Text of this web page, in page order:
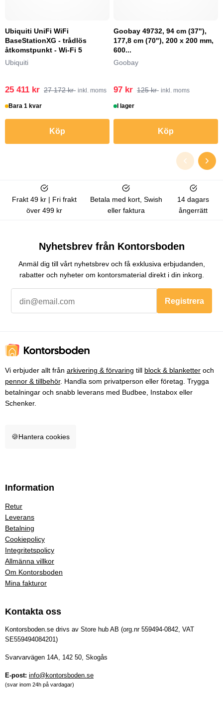
Ubiquiti UniFi WiFi
BaseStationXG - trådlös
åtkomstpunkt - Wi-Fi 5
Ubiquiti
25 411 kr 27 172 kr inkl. moms
Bara 1 kvar
Köp
Goobay 49732, 94 cm (37"),
177,8 cm (70"), 200 x 200 mm,
600...
Goobay
97 kr 125 kr inkl. moms
I lager
Köp
Frakt 49 kr | Fri frakt
över 499 kr
Betala med kort, Swish
eller faktura
14 dagars
ångerrätt
Nyhetsbrev från Kontorsboden
Anmäl dig till vårt nyhetsbrev och få exklusiva erbjudanden,
rabatter och nyheter om kontorsmaterial direkt i din inkorg.
Registrera
Vi erbjuder allt från arkivering & förvaring till block & blanketter och
pennor & tillbehör. Handla som privatperson eller företag. Trygga
betalningar och snabb leverans med Budbee, Instabox eller
Schenker.
🍪Hantera cookies
Information
Retur
Leverans
Betalning
Cookiepolicy
Integritetspolicy
Allmänna villkor
Om Kontorsboden
Mina fakturor
Kontakta oss
Kontorsboden.se drivs av Store hub AB (org.nr 559494-0842, VAT
SE559494084201)
Svarvarvägen 14A, 142 50, Skogås
E-post: info@kontorsboden.se
(svar inom 24h på vardagar)